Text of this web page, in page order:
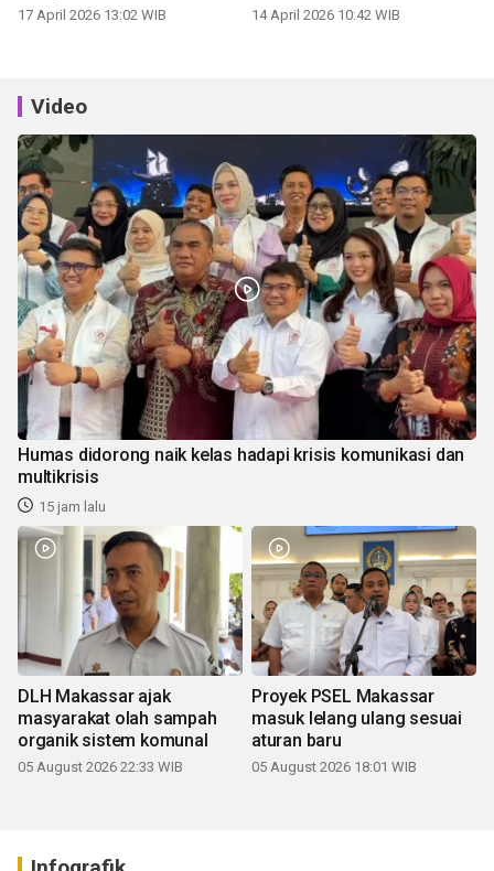
17 April 2026 13:02 WIB 14 April 2026 10:42 WIB
Video
Humas didorong naik kelas hadapi krisis komunikasi dan
multikrisis
15 jam lalu
DLH Makassar ajak
masyarakat olah sampah
organik sistem komunal
05 August 2026 22:33 WIB
Proyek PSEL Makassar
masuk lelang ulang sesuai
aturan baru
05 August 2026 18:01 WIB